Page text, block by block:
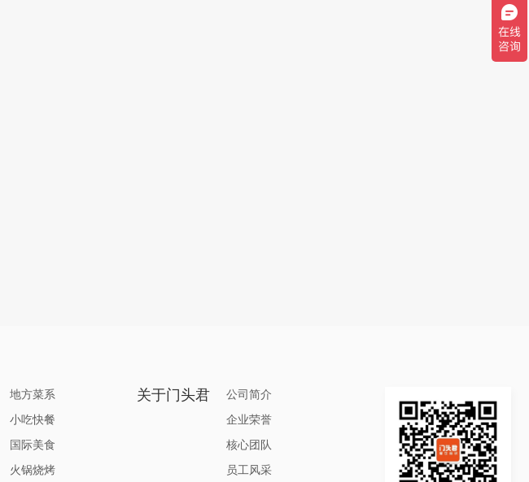
地方菜系
小吃快餐
国际美食
火锅烧烤
关于门头君 公司简介
企业荣誉
核心团队
员工风采